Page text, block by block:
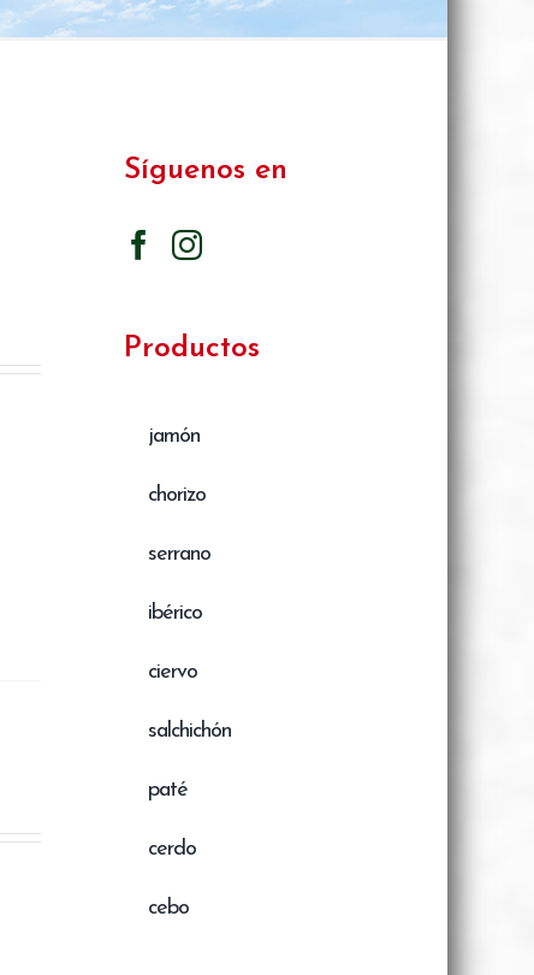
Síguenos en
Productos
jamón
chorizo
serrano
ibérico
ciervo
salchichón
paté
cerdo
cebo